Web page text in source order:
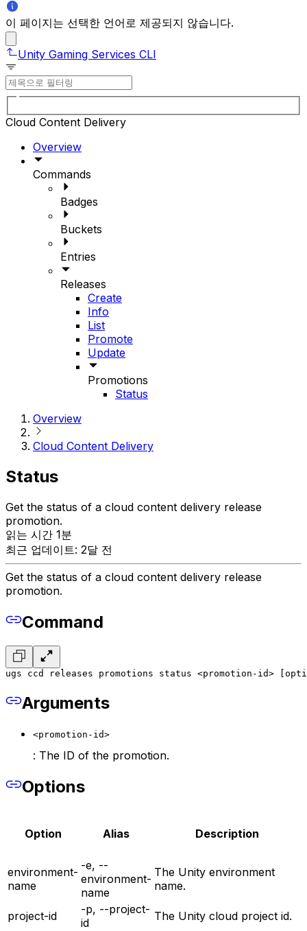
이 페이지는 선택한 언어로 제공되지 않습니다.
Unity Gaming Services CLI
Cloud Content Delivery
Overview
Commands
Badges
Buckets
Entries
Releases
Create
Info
List
Promote
Update
Promotions
Status
Overview
Cloud Content Delivery
Status
Get the status of a cloud content delivery release
promotion.
읽는 시간 1분
최근 업데이트: 2달 전
Get the status of a cloud content delivery release
promotion.
Command
ugs ccd releases promotions status <promotion-id>
Arguments
<promotion-id>
: The ID of the promotion.
Options
Option Alias Description
environment-
name
-e, --
environment-
name
The Unity environment
name.
project-id
-p, --project-
id
The Unity cloud project id.